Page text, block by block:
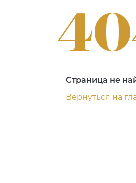
Страница не
Вернуться на